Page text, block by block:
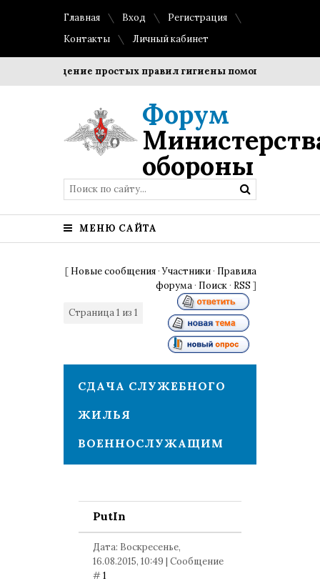
Главная Вход
Регистрация
Контакты
Личный кабинет
Соблюдение простых правил гигиены помогает
Форум
обороны
МЕНЮ САЙТА
[ Новые сообщения ·Участники · Правила
форума · Поиск · RSS ]
Страница1 из 1
СДАЧА СЛУЖЕБНОГО
ЖИЛЬЯ
ВОЕННОСЛУЖАЩИМ
PutIn
Дата: Воскресенье,
16.08.2015, 10:49 | Сообщение
#1